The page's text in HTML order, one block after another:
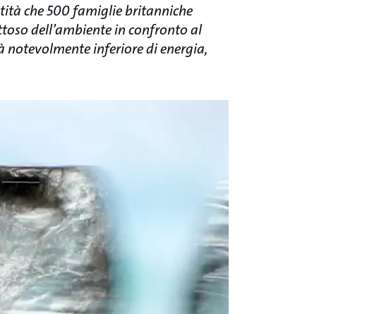
che 500 famiglie britanniche
dell’ambiente in confronto al
inferiore di energia,